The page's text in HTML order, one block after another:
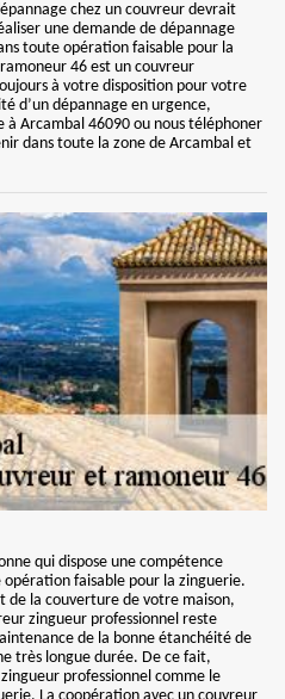
chez un couvreur devrait
une demande de dépannage
toute opération faisable pour la
46 est un couvreur
à votre disposition pour votre
d’un dépannage en urgence,
à Arcambal 46090 ou nous téléphoner
dans toute la zone de Arcambal et
qui dispose une compétence
faisable pour la zinguerie.
de la couverture de votre maison,
zingueur professionnel reste
de la bonne étanchéité de
très longue durée. De ce fait,
professionnel comme le